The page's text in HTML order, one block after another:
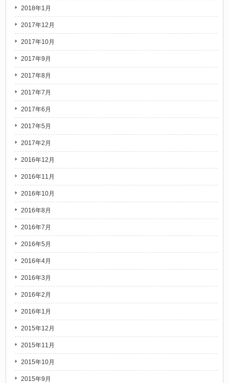
2018年1月
2017年12月
2017年10月
2017年9月
2017年8月
2017年7月
2017年6月
2017年5月
2017年2月
2016年12月
2016年11月
2016年10月
2016年8月
2016年7月
2016年5月
2016年4月
2016年3月
2016年2月
2016年1月
2015年12月
2015年11月
2015年10月
2015年9月